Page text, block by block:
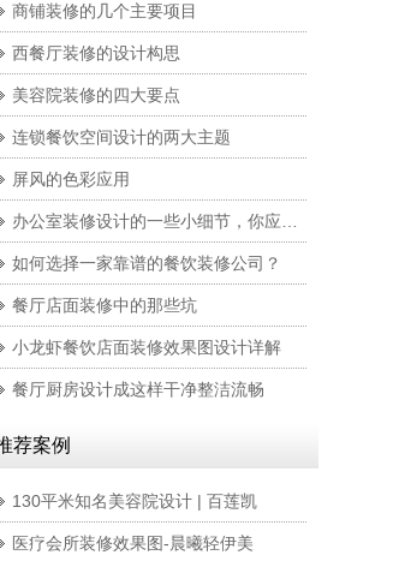
商铺装修的几个主要项目
西餐厅装修的设计构思
美容院装修的四大要点
连锁餐饮空间设计的两大主题
屏风的色彩应用
办公室装修设计的一些小细节，你应该注意一下！
如何选择一家靠谱的餐饮装修公司？
餐厅店面装修中的那些坑
小龙虾餐饮店面装修效果图设计详解
餐厅厨房设计成这样干净整洁流畅
荐案例
130平米知名美容院设计 | 百莲凯
医疗会所装修效果图-晨曦轻伊美